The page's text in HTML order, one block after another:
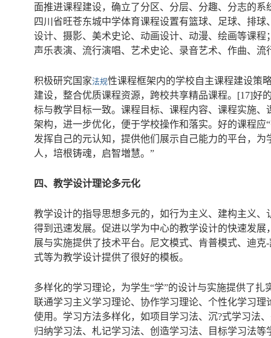
面推进课程建设，确立了分区、分层、分趣、分志的
四川省旺苍东城中学体育课程设置有篮球、足球、排
设计、摄影、美术史论、动画设计、动漫、绘画等课
声乐表演、流行演唱、艺术史论、录音艺术、作曲、
积极研究国家法规性课程框架内的学校自主课程建设策
建设，整合优质课程资源，跨校共享精品课程。[17]好
标与教学目标一致。课程目标、课程内容、课程实施
架构，进一步优化，便于学校操作和落实。好的课程
发挥自己的元认知，提供他们展示自己能力的平台，
人，培根铸魂，启智増慧。”
四、教学设计理论多元化
教学设计的指导思想多元的，如行为主义、建构主义
得到迅速发展。促进以学为中心的教学设计的快速发
展与实施提供了技术平台。尼文模式、肯普模式、迪
式等为教学设计提供了很好的模板。
多样化的学习理论，为学生“学”的设计与实施提供了
联通学习主义学习理论、协作学习理论、个性化学习
使用。学习方法多样化，如项目学习法、沉?式学习法
归纳学习法、札记学习法、创造学习法、目标学习法